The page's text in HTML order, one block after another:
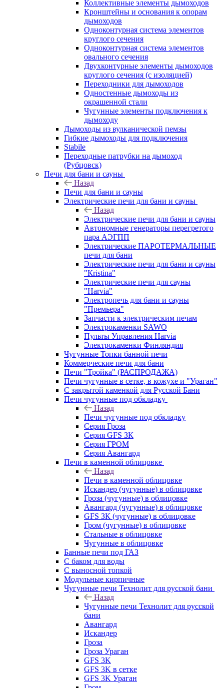
Коллективные элементы дымоходов
Кронштейны и основания к опорам
дымоходов
Одноконтурная система элементов
круглого сечения
Одноконтурная система элементов
овального сечения
Двухконтурные элементы дымоходов
круглого сечения (с изоляцией)
Переходники для дымоходов
Одностенные дымоходы из
окрашенной стали
Чугунные элементы подключения к
дымоходу
Дымоходы из вулканической пемзы
Гибкие дымоходы для подключения
Stabile
Переходные патрубки на дымоход
(Рубцовск)
Печи для бани и сауны
Назад
Печи для бани и сауны
Электрические печи для бани и сауны
Назад
Электрические печи для бани и сауны
Автономные генераторы перегретого
пара АЭГПП
Электрические ПАРОТЕРМАЛЬНЫЕ
печи для бани
Электрические печи для бани и сауны
"Кristina"
Электрические печи для сауны
"Harvia"
Электропечь для бани и сауны
"Премьера"
Запчасти к электрическим печам
Электрокаменки SAWO
Пульты Управления Harvia
Электрокаменки Финляндия
Чугунные Топки банной печи
Коммерческие печи для бани
Печи "Тройка" (РАСПРОДАЖА)
Печи чугунные в сетке, в кожухе и "Ураган"
С закрытой каменкой для Русской Бани
Печи чугунные под обкладку
Назад
Печи чугунные под обкладку
Серия Гроза
Серия GFS ЗК
Серия ГРОМ
Серия Авангард
Печи в каменной облицовке
Назад
Печи в каменной облицовке
Искандер (чугунные) в облицовке
Гроза (чугунные) в облицовке
Авангард (чугунные) в облицовке
GFS ЗК (чугунные) в облицовке
Гром (чугунные) в облицовке
Стальные в облицовке
Чугунные в облицовке
Банные печи под ГАЗ
С баком для воды
С выносной топкой
Модульные кирпичные
Чугунные печи Технолит для русской бани
Назад
Чугунные печи Технолит для русской
бани
Авангард
Искандер
Гроза
Гроза Ураган
GFS 3K
GFS 3K в сетке
GFS 3K Ураган